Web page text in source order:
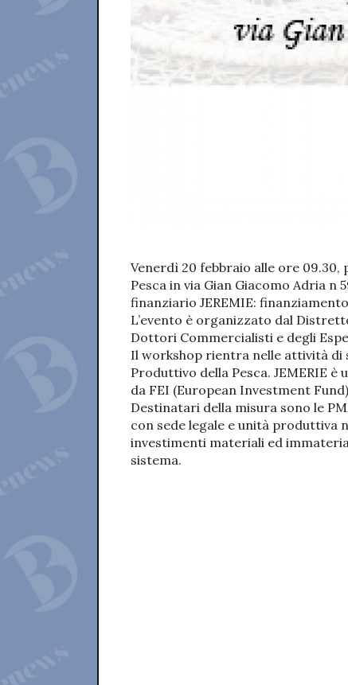
Venerdì 20 febbraio alle ore
Pesca in via Gian Giacomo Adria
finanziario JEREMIE:
L’evento è organizzato dal
Dottori Commercialisti e degli
Il workshop rientra nelle attività
Produttivo della Pesca. JEMERIE
da FEI (European Investment
Destinatari della misura sono le
con sede legale e unità produttiva
investimenti materiali ed
sistema.